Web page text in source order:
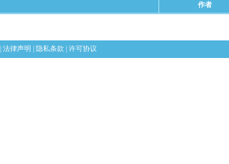
作者
法律声明 隐私条款 许可协议